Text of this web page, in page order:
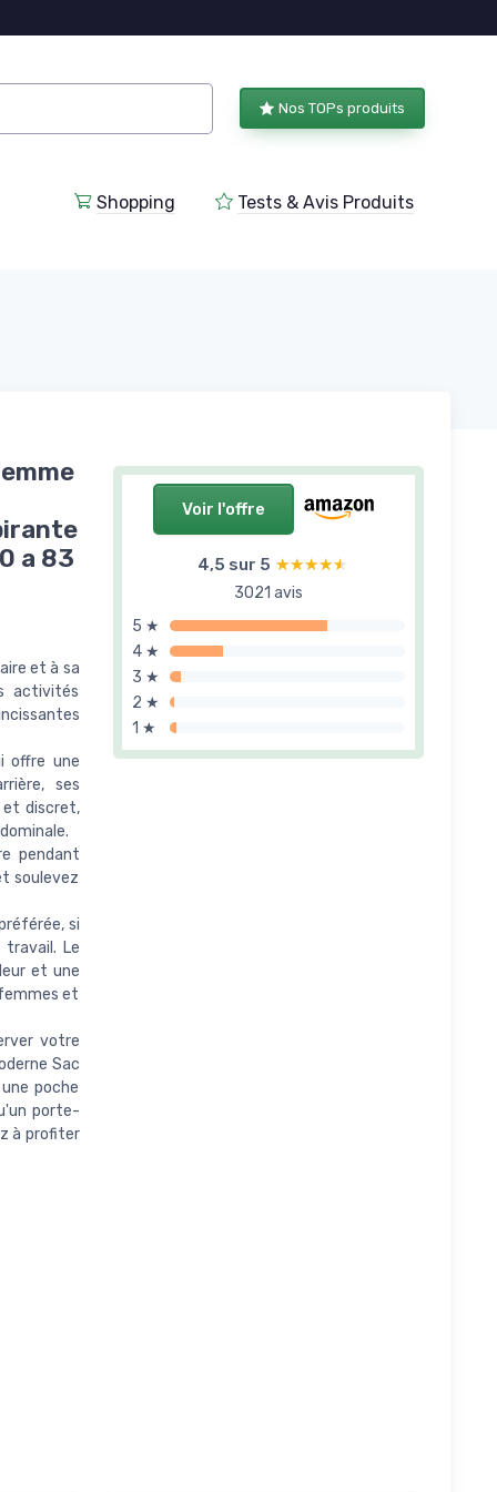
Nos TOPs produits
Shopping Tests & Avis Produits
Voir l'offre
4,5 sur 5 ★★★★★
★★★★★
3021 avis
5 ★
4 ★
3 ★
2 ★
1 ★
a 83
et à sa
activités
offre une
ses
et discret,
pendant
soulevez
si
travail. Le
et une
et
votre
Sac
poche
porte-
à profiter